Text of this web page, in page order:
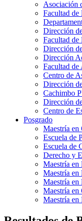
Asociación
Facultad de
Dirección
Facultad de
Dirección
Dirección
Facultad
Centro de
Dirección
Cachimbo
Dirección
Centro de
Posgrado
Maestría en
Escuela de
Escuela de
Derecho y
Maestría en
Maestría en
Maestría en
Maestría
Maestría